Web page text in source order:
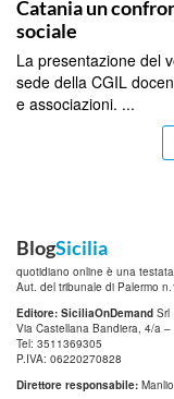
Catania un
sociale
La presentazione del
sede della CGIL
e associazioni. ...
BlogSicilia
quotidiano online è una testata
Aut. del tribunale di Palermo
Editore: SiciliaOnDemand Srl
Via Castellana Bandiera, 4/a –
Tel: 3511369305
P.IVA: 06220270828
Direttore responsabile: